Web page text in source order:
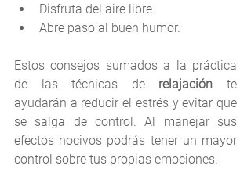
Disfruta del aire libre.
Abre paso al buen humor.
Estos consejos sumados a la práctica
de las técnicas de relajación te
ayudarán a reducir el estrés y evitar que
se salga de control. Al manejar sus
efectos nocivos podrás tener un mayor
control sobre tus propias emociones.